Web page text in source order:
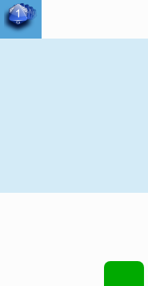
Spring naar inhoud